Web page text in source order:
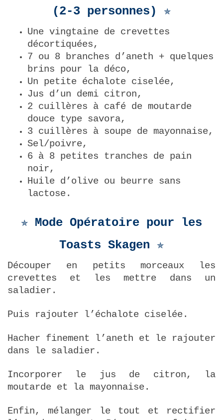
(2-3 personnes) ✯
Une vingtaine de crevettes
décortiquées,
7 ou 8 branches d’aneth + quelques
brins pour la déco,
Un petite échalote ciselée,
Jus d’un demi citron,
2 cuillères à café de moutarde
douce type savora,
3 cuillères à soupe de mayonnaise,
Sel/poivre,
6 à 8 petites tranches de pain
noir,
Huile d’olive ou beurre sans
lactose.
✯ Mode Opératoire pour les
Toasts Skagen ✯
Découper en petits morceaux les
crevettes et les mettre dans un
saladier.
Puis rajouter l’échalote ciselée.
Hacher finement l’aneth et le rajouter
dans le saladier.
Incorporer le jus de citron, la
moutarde et la mayonnaise.
Enfin, mélanger le tout et rectifier